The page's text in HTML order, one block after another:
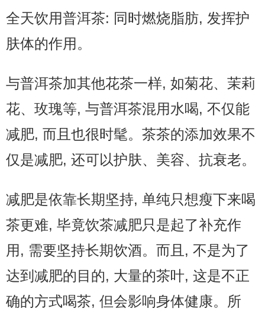
全天饮用普洱茶: 同时燃烧脂肪, 发挥护
肤体的作用。
与普洱茶加其他花茶一样, 如菊花、茉莉
花、玫瑰等, 与普洱茶混用水喝, 不仅能
减肥, 而且也很时髦。茶茶的添加效果不
仅是减肥, 还可以护肤、美容、抗衰老。
减肥是依靠长期坚持, 单纯只想瘦下来喝
茶更难, 毕竟饮茶减肥只是起了补充作
用, 需要坚持长期饮酒。而且, 不是为了
达到减肥的目的, 大量的茶叶, 这是不正
确的方式喝茶, 但会影响身体健康。所